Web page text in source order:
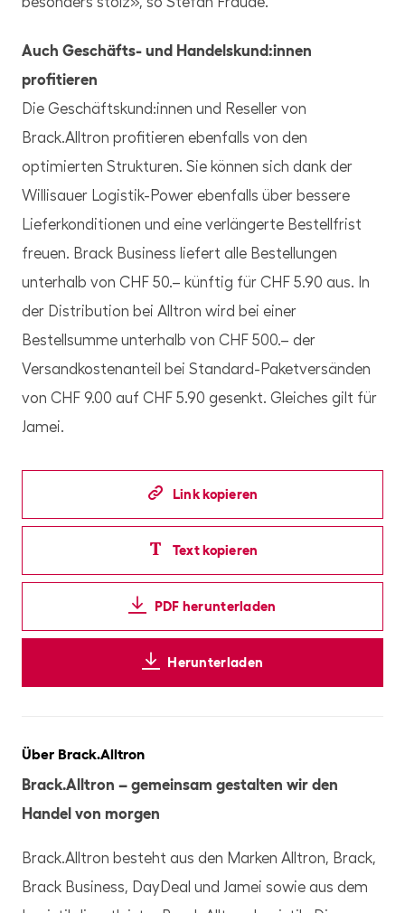
Auch Geschäfts- und Handelskund:innen
profitieren
Die Geschäftskund:innen und Reseller von
Brack.Alltron profitieren ebenfalls von den
optimierten Strukturen. Sie können sich dank der
Willisauer Logistik-Power ebenfalls über bessere
Lieferkonditionen und eine verlängerte Bestellfrist
freuen. Brack Business liefert alle Bestellungen
unterhalb von CHF 50.– künftig für CHF 5.90 aus. In
der Distribution bei Alltron wird bei einer
Bestellsumme unterhalb von CHF 500.– der
Versandkostenanteil bei Standard-Paketversänden
von CHF 9.00 auf CHF 5.90 gesenkt. Gleiches gilt für
Jamei.
Link kopieren
Text kopieren
PDF herunterladen
Herunterladen
Über Brack.Alltron
Brack.Alltron – gemeinsam gestalten wir den
Handel von morgen
Brack.Alltron besteht aus den Marken Alltron, Brack,
Brack Business, DayDeal und Jamei sowie aus dem